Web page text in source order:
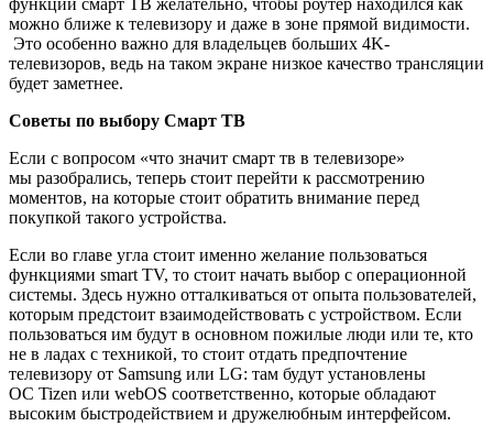
можно ближе к телевизору и даже в зоне прямой видимости.
Это особенно важно для владельцев больших 4K-
телевизоров, ведь на таком экране низкое качество трансляции
будет заметнее.
Советы по выбору Смарт ТВ
Если с вопросом «что значит смарт тв в телевизоре»
мы разобрались, теперь стоит перейти к рассмотрению
моментов, на которые стоит обратить внимание перед
покупкой такого устройства.
Если во главе угла стоит именно желание пользоваться
функциями smart TV, то стоит начать выбор с операционной
системы. Здесь нужно отталкиваться от опыта пользователей,
которым предстоит взаимодействовать с устройством. Если
пользоваться им будут в основном пожилые люди или те, кто
не в ладах с техникой, то стоит отдать предпочтение
телевизору от Samsung или LG: там будут установлены
ОС Tizen или webOS соответственно, которые обладают
высоким быстродействием и дружелюбным интерфейсом.